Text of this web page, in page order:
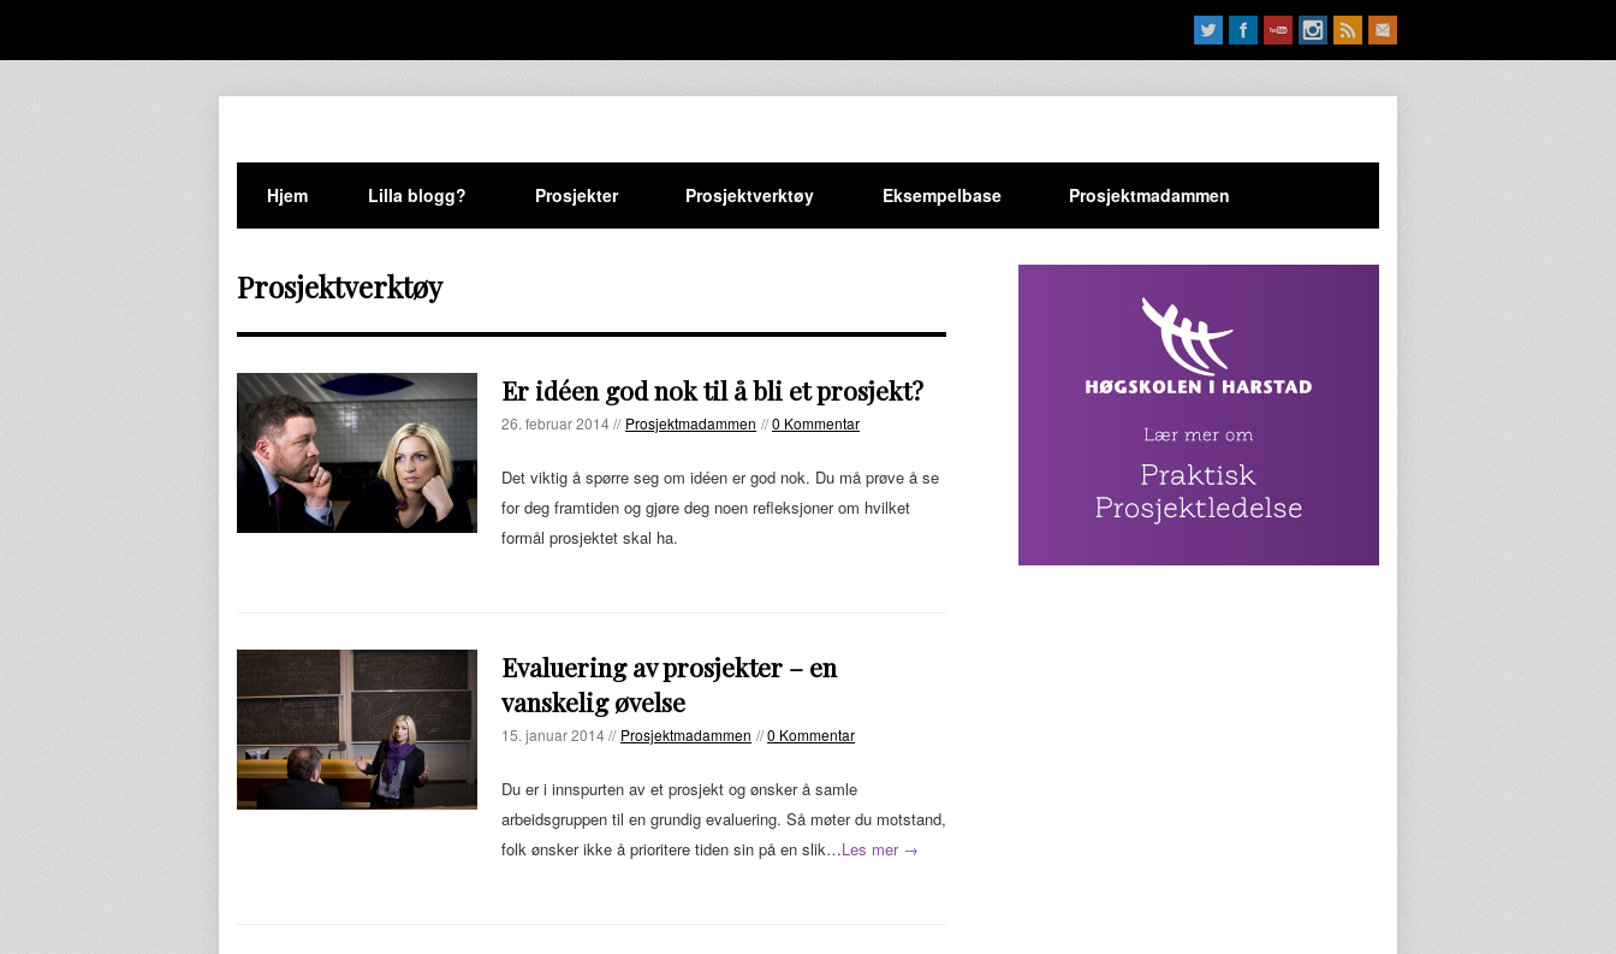
Hjem Lilla blogg? Prosjekter Prosjektverktøy Eksempelbase Prosjektmadammen
Prosjektverktøy
Er idéen god nok til å bli et prosjekt?
26. februar 2014 // Prosjektmadammen //0 Kommentar
Det viktig å spørre seg om idéen er god nok. Du må prøve å se
for deg framtiden og gjøre deg noen refleksjoner om hvilket
formål prosjektet skal ha.
Evaluering av prosjekter – en
vanskelig øvelse
15. januar 2014 // Prosjektmadammen //0 Kommentar
Du er i innspurten av et prosjekt og ønsker å samle
arbeidsgruppen til en grundig evaluering. Så møter du motstand,
folk ønsker ikke å prioritere tiden sin på en slik…Les mer →